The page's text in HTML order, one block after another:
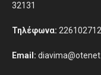
32131
Τηλέφωνα:
Email: